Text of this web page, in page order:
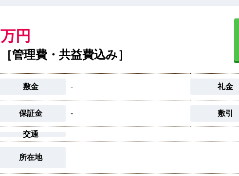
万円
［管理費・共益費込み］
敷金 - 礼金
保証金 - 敷引
交通
所在地